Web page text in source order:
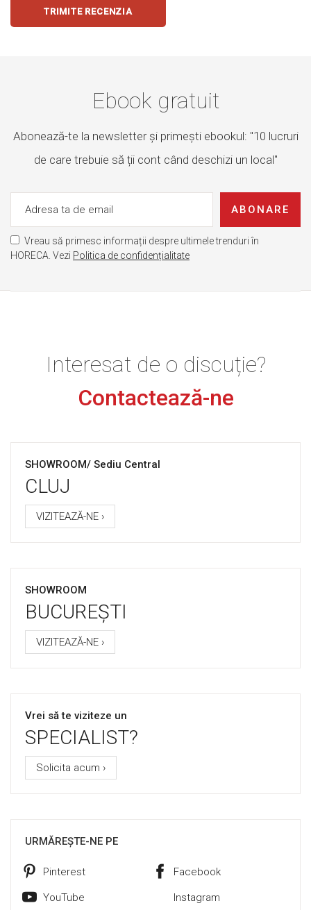
TRIMITE RECENZIA
Ebook gratuit
Abonează-te la newsletter și primești ebookul: "10 lucruri
de care trebuie să ții cont când deschizi un local"
ABONARE
Vreau să primesc informații despre ultimele trenduri în
HORECA. Vezi Politica de confidențialitate
Interesat de o discuție?
Contactează-ne
SHOWROOM/ Sediu Central
CLUJ
VIZITEAZĂ-NE ›
SHOWROOM
BUCUREȘTI
VIZITEAZĂ-NE ›
Vrei să te viziteze un
SPECIALIST?
Solicita acum ›
URMĂREȘTE-NE PE
Pinterest Facebook
YouTube Instagram